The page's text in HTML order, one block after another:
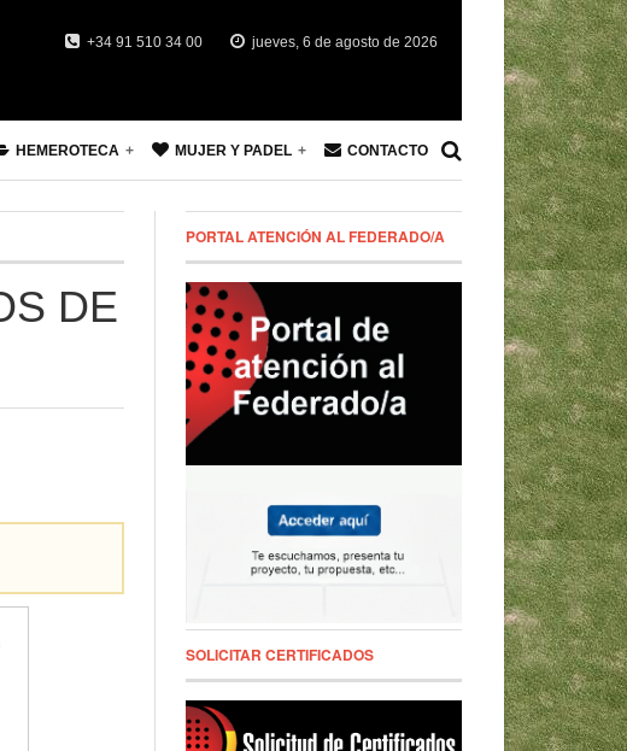
+34 91 510 34 00 jueves, 6 de agosto de 2026
HEMEROTECA MUJER Y PADEL CONTACTO
DE
PORTAL ATENCIÓN AL FEDERADO/A
SOLICITAR CERTIFICADOS